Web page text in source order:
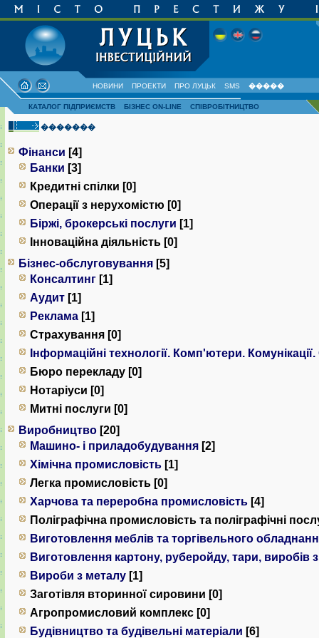
НОВИНИ ПРОЕКТИ ПРО ЛУЦЬК SMS �����
КАТАЛОГ ПІДПРИЄМСТВ БІЗНЕС ON-LINE СПІВРОБІТНИЦТВО
�������
Фінанси [4]
Банки [3]
Кредитні спілки [0]
Операції з нерухомістю [0]
Біржі, брокерські послуги [1]
Інноваційна діяльність [0]
Бізнес-обслуговування [5]
Консалтинг [1]
Аудит [1]
Реклама [1]
Страхування [0]
Інформаційні технології. Комп'ютери.
Бюро перекладу [0]
Нотаріуси [0]
Митні послуги [0]
Виробництво [20]
Машино- і приладобудування [2]
Хімічна промисловість [1]
Легка промисловість [0]
Харчова та переробна промисловість [4]
Поліграфічна промисловість та поліграфічні
Виготовлення меблів та торгівельного
Виготовлення картону, руберойду, тари, виробів
Вироби з металу [1]
Заготівля вторинної сировини [0]
Агропромисловий комплекс [0]
Будівництво та будівельні матеріали [6]